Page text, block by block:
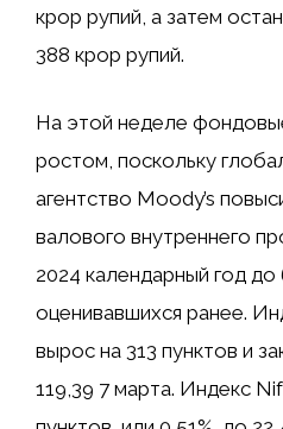
крор рупий, а затем
388 крор рупий.
На этой неделе
ростом, поскольку
агентство Moody’s
валового внутреннего
2024 календарный год до
оценивавшихся ранее.
вырос на 313 пунктов и
119,39 7 марта. Индекс